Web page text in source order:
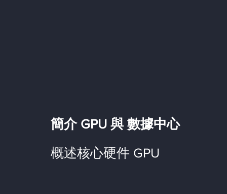
簡介 GPU 與 數據中心
概述核心硬件 GPU